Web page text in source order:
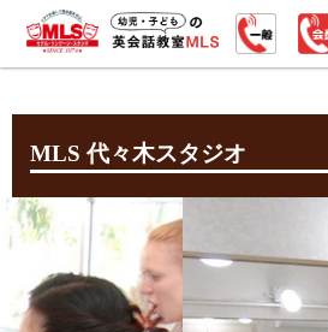
MLS 代々木スタジオ